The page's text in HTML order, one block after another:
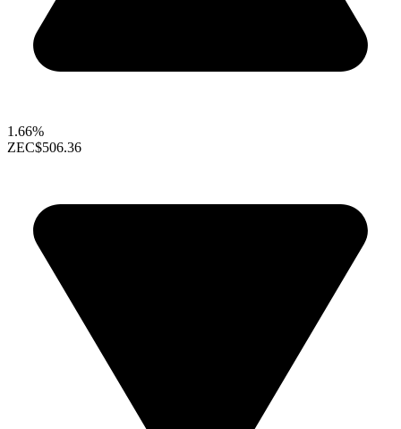
1.66%
ZEC$506.36